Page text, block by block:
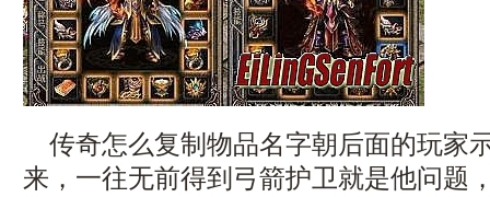
传奇怎么复制物品名字朝后面的玩家
来，一往无前得到弓箭护卫就是他问题